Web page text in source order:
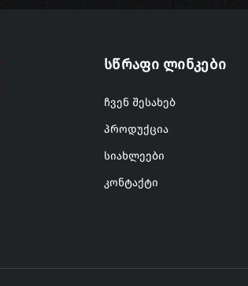
Სწრაფი Ლინკები
ჩვენ შესახებ
პროდუქცია
სიახლეები
კონტაქტი